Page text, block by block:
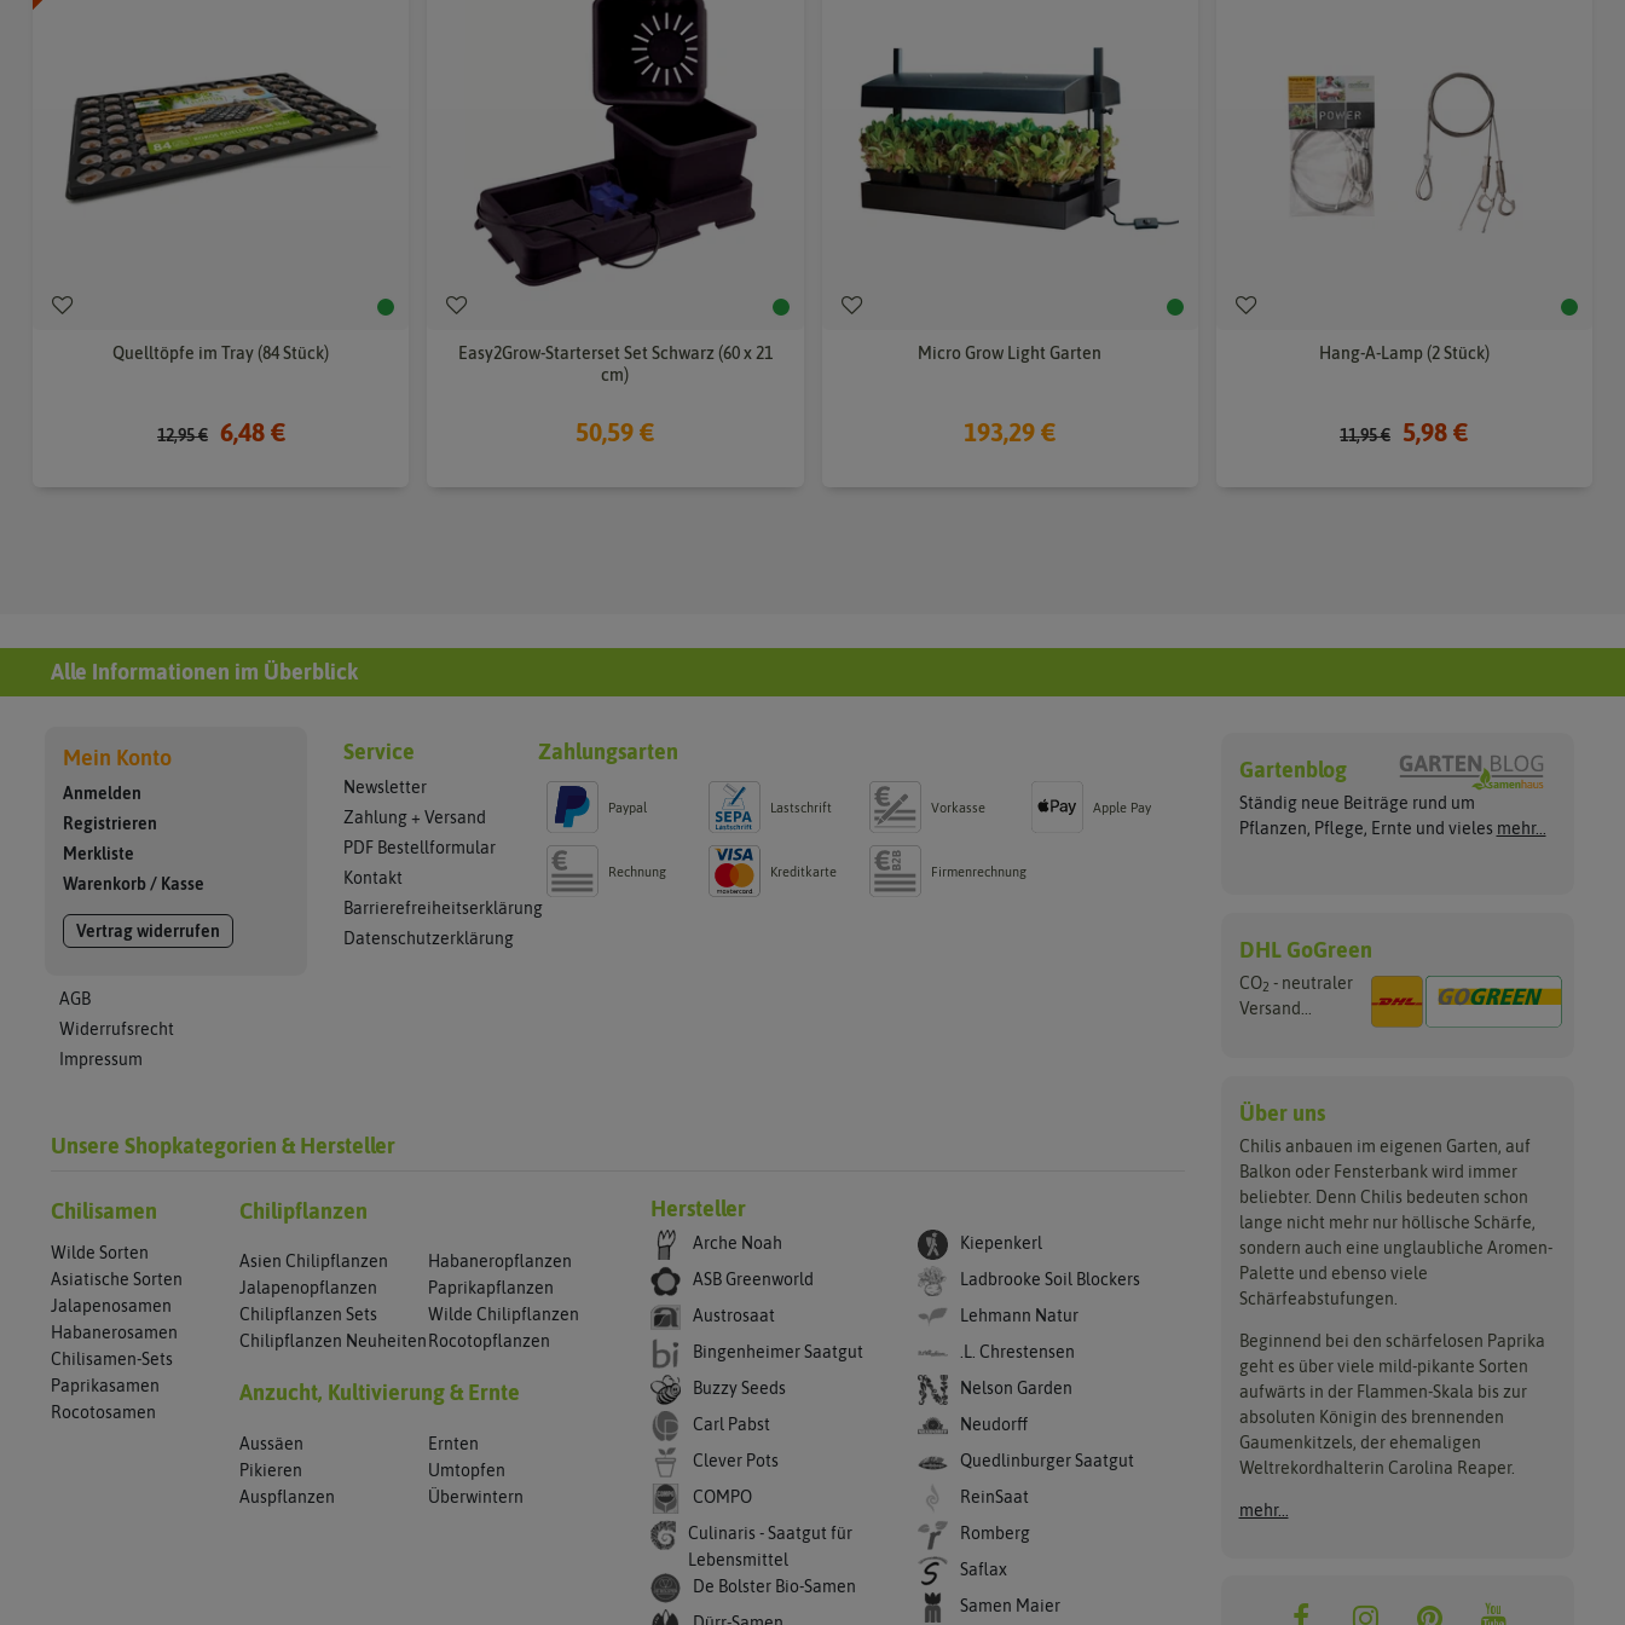
Quelltöpfe im Tray (84 Stück)
12,95 € 6,48 €
Easy2Grow-Starterset Set Schwarz (60 x 21
cm)
50,59 €
Micro Grow Light Garten
193,29 €
Hang-A-Lamp (2 Stück)
11,95 € 5,98 €
Alle Informationen im Überblick
Mein Konto
Anmelden
Registrieren
Merkliste
Warenkorb / Kasse
Vertrag widerrufen
AGB
Widerrufsrecht
Impressum
Service
Newsletter
Zahlung + Versand
PDF Bestellformular
Kontakt
Barrierefreiheitserklärung
Datenschutzerklärung
Zahlungsarten
Paypal Lastschrift Vorkasse Apple Pay
Rechnung Kreditkarte Firmenrechnung
Unsere Shopkategorien & Hersteller
Chilisamen
Wilde Sorten
Asiatische Sorten
Jalapenosamen
Habanerosamen
Chilisamen-Sets
Paprikasamen
Rocotosamen
Chilipflanzen
Asien Chilipflanzen
Habaneropflanzen
Jalapenopflanzen
Paprikapflanzen
Chilipflanzen Sets
Wilde Chilipflanzen
Chilipflanzen Neuheiten Rocotopflanzen
Anzucht, Kultivierung & Ernte
Aussäen
Ernten
Pikieren
Umtopfen
Auspflanzen
Überwintern
Hersteller
Arche Noah
ASB Greenworld
Austrosaat
Bingenheimer Saatgut
Buzzy Seeds
Carl Pabst
Clever Pots
COMPO
Culinaris - Saatgut für
Lebensmittel
De Bolster Bio-Samen
Kiepenkerl
Ladbrooke Soil Blockers
Lehmann Natur
.L. Chrestensen
Nelson Garden
Neudorff
Quedlinburger Saatgut
ReinSaat
Romberg
Saflax
Samen Maier
Gartenblog
Ständig neue Beiträge rund um
Pflanzen, Pflege, Ernte und vieles mehr...
DHL GoGreen
CO2 - neutraler
Versand...
Über uns
Chilis anbauen im eigenen Garten, auf
Balkon oder Fensterbank wird immer
beliebter. Denn Chilis bedeuten schon
lange nicht mehr nur höllische Schärfe,
sondern auch eine unglaubliche Aromen-
Palette und ebenso viele
Schärfeabstufungen.
Beginnend bei den schärfelosen Paprika
geht es über viele mild-pikante Sorten
aufwärts in der Flammen-Skala bis zur
absoluten Königin des brennenden
Gaumenkitzels, der ehemaligen
Weltrekordhalterin Carolina Reaper.
mehr...